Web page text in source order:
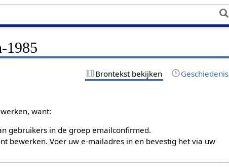
1985
Brontekst bekijken Geschiedenis
want:
gebruikers in de groep emailconfirmed.
bewerken. Voer uw e-mailadres in en bevestig het via uw